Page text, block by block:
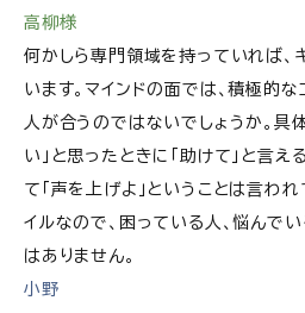
高柳様
何かしら専門領域を持っていれば、
います。マインドの面では、積極的
人が合うのではないでしょうか。具
い」と思ったときに「助けて」と言
て「声を上げよ」ということは言わ
イルなので、困っている人、悩んで
はありません。
小野